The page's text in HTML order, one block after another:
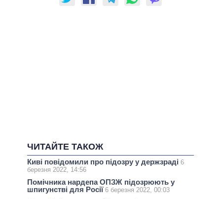
ЧИТАЙТЕ ТАКОЖ
Киві повідомили про підозру у держзраді 6
березня 2022, 14:56
Помічника нардепа ОПЗЖ підозрюють у
шпигунстві для Росії 6 березня 2022, 00:03